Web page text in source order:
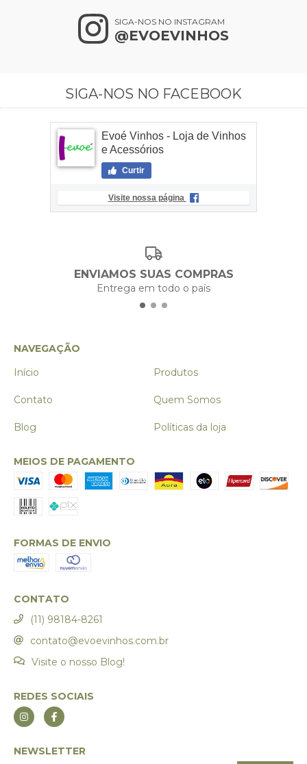
SIGA-NOS NO INSTAGRAM
@EVOEVINHOS
SIGA-NOS NO FACEBOOK
Evoé Vinhos - Loja de Vinhos
e Acessórios
Curtir
Visite nossa página
ENVIAMOS SUAS COMPRAS
Entrega em todo o país
NAVEGAÇÃO
Início
Produtos
Contato Quem Somos
Blog Políticas da loja
MEIOS DE PAGAMENTO
FORMAS DE ENVIO
CONTATO
(11) 98184-8261
contato@evoevinhos.com.br
Visite o nosso Blog!
REDES SOCIAIS
NEWSLETTER